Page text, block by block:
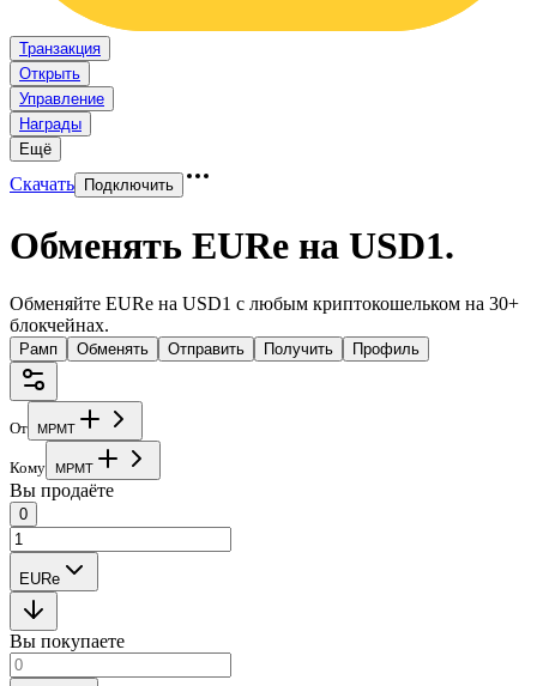
Транзакция
Открыть
Управление
Награды
Ещё
Скачать Подключить
Обменять EURe на USD1.
Обменяйте EURe на USD1 с любым криптокошельком на 30+
блокчейнах.
Рамп Обменять Отправить Получить Профиль
От MPMT
Кому MPMT
Вы продаёте
0
EURe
Вы покупаете